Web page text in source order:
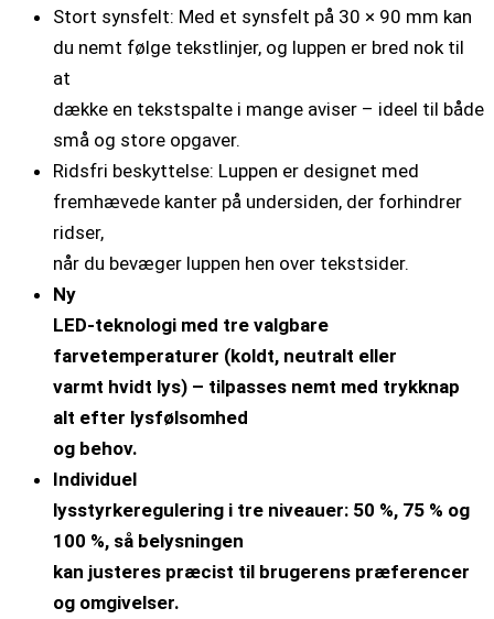
Stort synsfelt: Med et synsfelt på 30 × 90 mm kan
du nemt følge tekstlinjer, og luppen er bred nok til
at
dække en tekstspalte i mange aviser – ideel til både
små og store opgaver.
Ridsfri beskyttelse: Luppen er designet med
fremhævede kanter på undersiden, der forhindrer
ridser,
når du bevæger luppen hen over tekstsider.
Ny
LED-teknologi med tre valgbare
farvetemperaturer (koldt, neutralt eller
varmt hvidt lys) – tilpasses nemt med trykknap
alt efter lysfølsomhed
og behov.
Individuel
lysstyrkeregulering i tre niveauer: 50 %, 75 % og
100 %, så belysningen
kan justeres præcist til brugerens præferencer
og omgivelser.